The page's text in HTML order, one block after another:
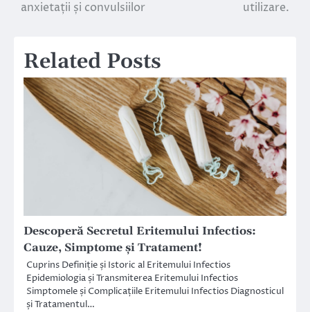
anxietații și convulsiilor
utilizare.
Related Posts
Descoperă Secretul Eritemului Infectios:
Cauze, Simptome și Tratament!
Cuprins Definiție și Istoric al Eritemului Infectios
Epidemiologia și Transmiterea Eritemului Infectios
Simptomele și Complicațiile Eritemului Infectios Diagnosticul
și Tratamentul…